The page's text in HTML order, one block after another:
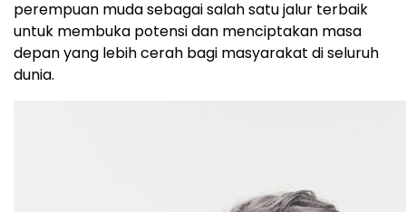
perempuan muda sebagai salah satu jalur terbaik
untuk membuka potensi dan menciptakan masa
depan yang lebih cerah bagi masyarakat di seluruh
dunia.